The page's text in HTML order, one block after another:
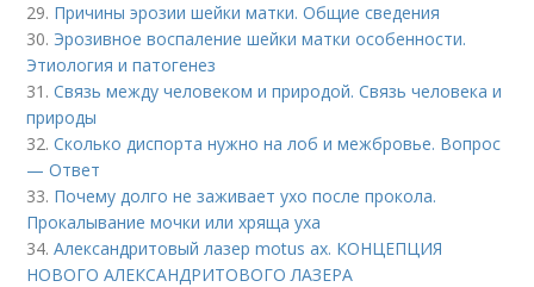
29. Причины эрозии шейки матки. Общие сведения
30. Эрозивное воспаление шейки матки особенности.
Этиология и патогенез
31.Связь между человеком и природой. Связь человека и
природы
32.Сколько диспорта нужно на лоб и межбровье. Вопрос
— Ответ
33. Почему долго не заживает ухо после прокола.
Прокалывание мочки или хряща уха
34.Александритовый лазер motus ax. КОНЦЕПЦИЯ
НОВОГО АЛЕКСАНДРИТОВОГО ЛАЗЕРА